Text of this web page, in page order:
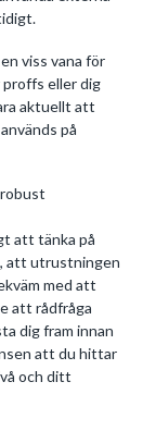
viss vana för
eller dig
aktuellt att
på
att tänka på
att utrustningen
med att
att rådfråga
dig fram innan
att du hittar
och ditt